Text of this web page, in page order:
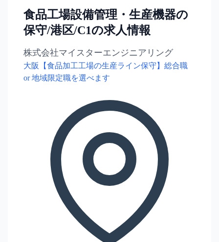
食品工場設備管理・生産機器の
保守/港区/C1の求人情報
株式会社マイスターエンジニアリング
大阪【食品加工工場の生産ライン保守】総合職
or 地域限定職を選べます